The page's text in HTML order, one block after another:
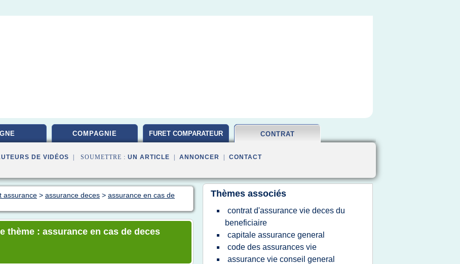
COMPAGNIE FURET COMPARATEUR CONTRAT
DE VIDÉOS | SOUMETTRE : UN ARTICLE ANNONCER CONTACT
assurance > assurance deces > assurance en cas de
thème : assurance en cas de deces
Thèmes associés
contrat d'assurance vie deces du
beneficiaire
capitale assurance general
code des assurances vie
assurance vie conseil general